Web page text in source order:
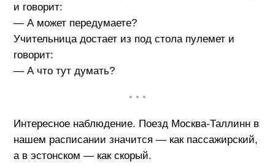
и говорит:
— А может передумаете?
Учительница достает из под стола пулемет и
говорит:
— А что тут думать?
• • •
Интересное наблюдение. Поезд Москва-Таллинн в
нашем расписании значится — как пассажирский,
а в эстонском — как скорый.